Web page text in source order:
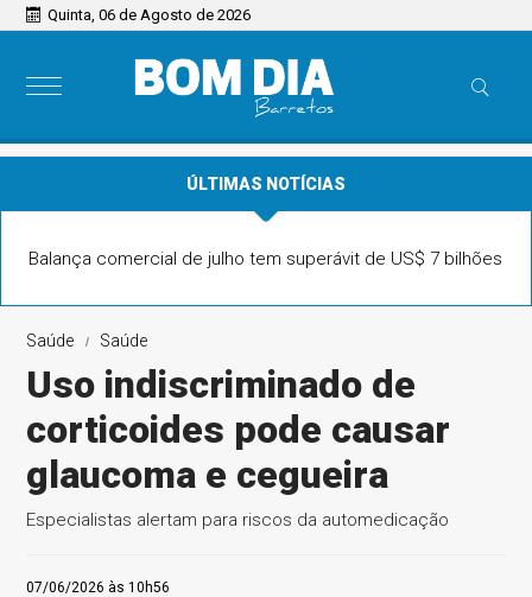
Quinta, 06 de Agosto de 2026
ÚLTIMAS NOTÍCIAS
Balança comercial de julho tem superávit de US$ 7 bilhões
Saúde Saúde
Uso indiscriminado de
corticoides pode causar
glaucoma e cegueira
Especialistas alertam para riscos da automedicação
07/06/2026 às 10h56